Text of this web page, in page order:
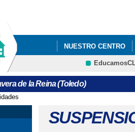
NUESTRO CENTRO
5ºY6º PODCAST_
de la Reina (Toledo)
aquí